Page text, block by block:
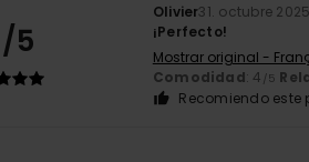
/5
Olivier31. octubre 2025
¡Perfecto!
Mostrar original -
Comodidad: 4 /5
Recomiendo este